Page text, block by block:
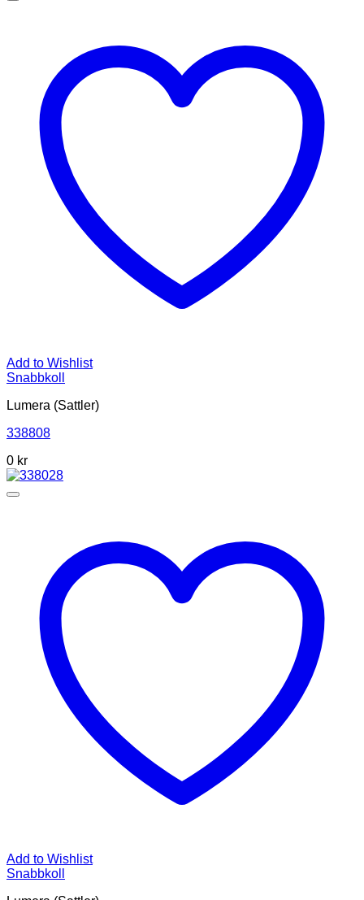
Add to Wishlist
Snabbkoll
Lumera (Sattler)
338808
0 kr
Add to Wishlist
Snabbkoll